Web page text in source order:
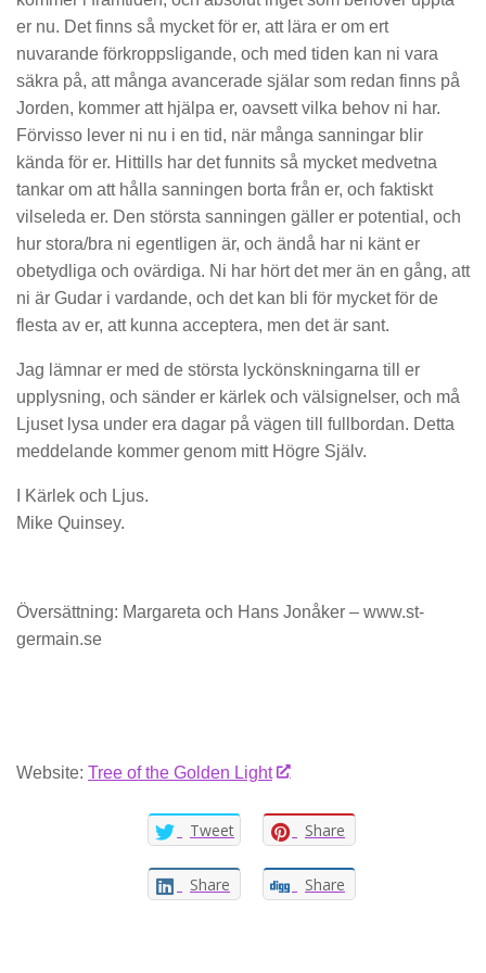
er nu. Det finns så mycket för er, att lära er om ert
nuvarande förkroppsligande, och med tiden kan ni vara
säkra på, att många avancerade själar som redan finns på
Jorden, kommer att hjälpa er, oavsett vilka behov ni har.
Förvisso lever ni nu i en tid, när många sanningar blir
kända för er. Hittills har det funnits så mycket medvetna
tankar om att hålla sanningen borta från er, och faktiskt
vilseleda er. Den största sanningen gäller er potential, och
hur stora/bra ni egentligen är, och ändå har ni känt er
obetydliga och ovärdiga. Ni har hört det mer än en gång, att
ni är Gudar i vardande, och det kan bli för mycket för de
flesta av er, att kunna acceptera, men det är sant.
Jag lämnar er med de största lyckönskningarna till er
upplysning, och sänder er kärlek och välsignelser, och må
Ljuset lysa under era dagar på vägen till fullbordan. Detta
meddelande kommer genom mitt Högre Själv.
I Kärlek och Ljus.
Mike Quinsey.
Översättning: Margareta och Hans Jonåker – www.st-
germain.se
Website: Tree of the Golden Light
Tweet Share
Share Share